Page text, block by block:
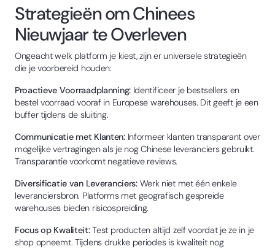
Strategieën om Chinees
Nieuwjaar te Overleven
Ongeacht welk platform je kiest, zijn er universele strategieën
die je voorbereid houden:
Proactieve Voorraadplanning:Identificeer je bestsellers en
bestel voorraad vooraf in Europese warehouses. Dit geeft je een
buffer tijdens de sluiting.
Communicatie met Klanten:Informeer klanten transparant over
mogelijke vertragingen als je nog Chinese leveranciers gebruikt.
Transparantie voorkomt negatieve reviews.
Diversificatie van Leveranciers:Werk niet met één enkele
leveranciersbron. Platforms met geografisch gespreide
warehouses bieden risicospreiding.
Focus op Kwaliteit:Test producten altijd zelf voordat je ze in je
shop opneemt. Tijdens drukke periodes is kwaliteit nog